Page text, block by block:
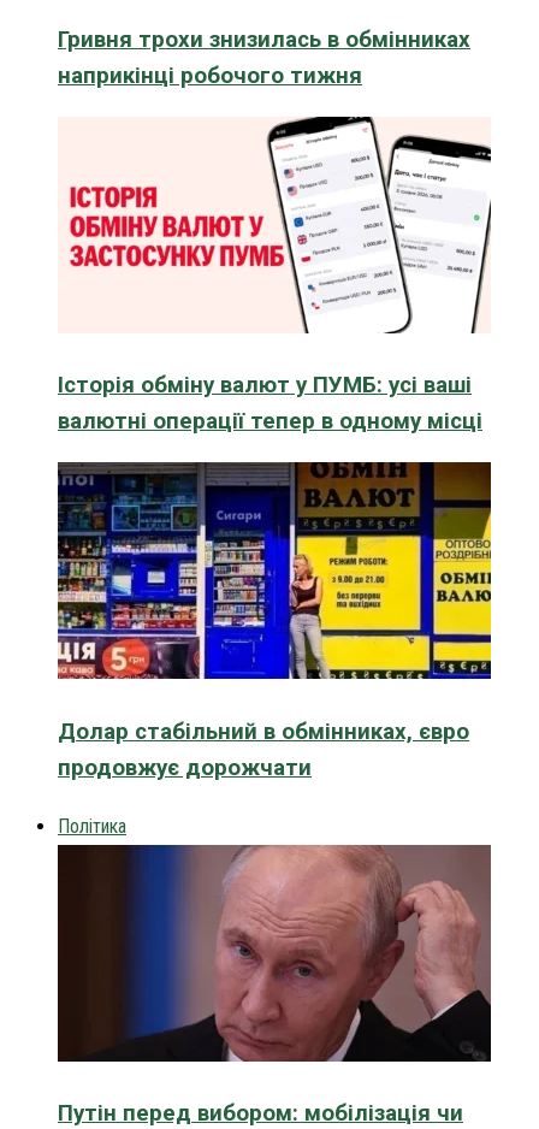
Гривня трохи знизилась в обмінниках
наприкінці робочого тижня
Історія обміну валют у ПУМБ: усі ваші
валютні операції тепер в одному місці
Долар стабільний в обмінниках, євро
продовжує дорожчати
Політика
Путін перед вибором: мобілізація чи